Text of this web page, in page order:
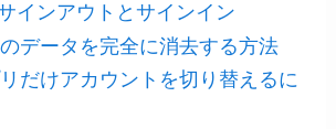
インアウトとサインイン
データを完全に消去する方法
だけアカウントを切り替えるに